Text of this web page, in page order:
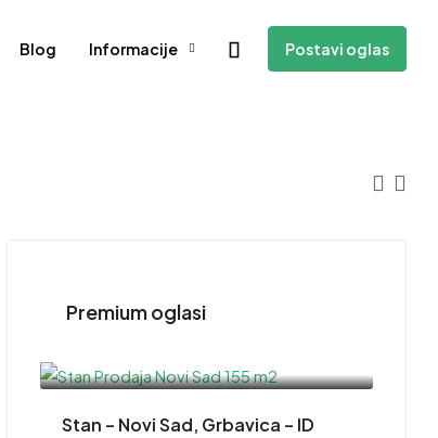
Blog Informacije Postavi oglas
Premium oglasi
Stan – Novi Sad, Grbavica – ID